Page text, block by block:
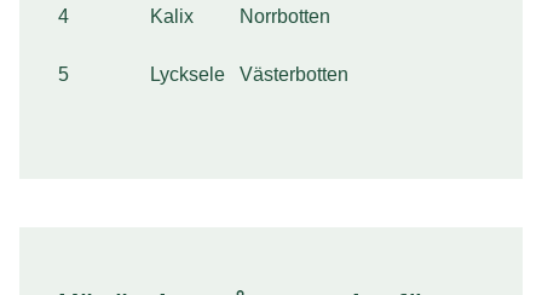
4 Kalix Norrbotten
5 Lycksele Västerbotten